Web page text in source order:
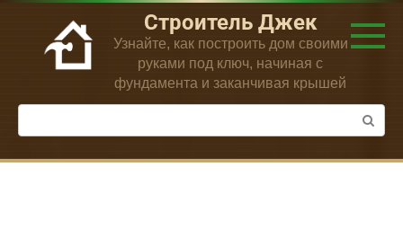
Перейти
контенту
Строитель Джек
Узнайте, как построить дом своими
руками под ключ, начиная с
фундамента и заканчивая крышей
Поиск: